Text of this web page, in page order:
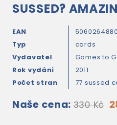
SUSSED?
EAN
Typ
cards
Vydavatel
Games to
Rok vydání
2011
Počet stran
77 sussed
Naše cena: 330 Kč